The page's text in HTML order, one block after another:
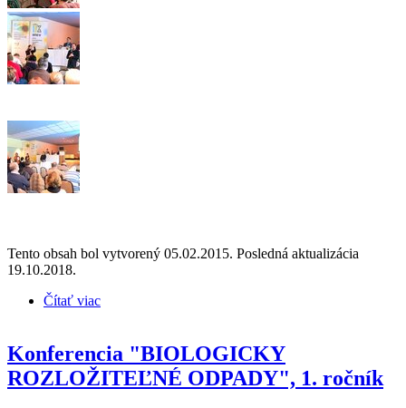
Tento obsah bol vytvorený 05.02.2015. Posledná aktualizácia
19.10.2018.
Čítať viac
Konferencia "BIOLOGICKY
ROZLOŽITEĽNÉ ODPADY", 1. ročník